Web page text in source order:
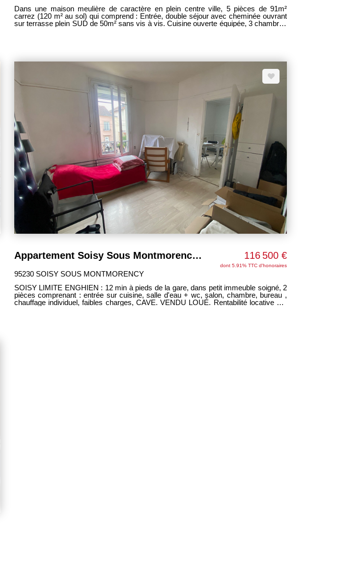
Dans une maison meulière de caractère en plein centre ville, 5 pièces de 91m²
carrez (120 m² au sol) qui comprend : Entrée, double séjour avec cheminée ouvrant
sur terrasse plein SUD de 50m² sans vis à vis. Cuisine ouverte équipée, 3 chambres
Double vitrage. Chauffage gaz. TOUTES COMMODITES SUR PLACE (école,
commerce et accès gare). PAS DE TRAVAUX à prévoir. Excellent compromis entre
appartement et maison, ce bien atypique saura sans doute vous séduire.
Uniquement chez PM IMMOBILIER ----------- HONORAIRES CHARGE
ACQUEREUR -------------- PRIX 397 500 EUROS TTC HONORAIRES D 'AGENCE
soit 2.98% du prix hors honoraires
Appartement Soisy Sous Montmorency 2 pièces 41.48 m2 116 500 €
dont 5.91% TTC d'honoraires
95230 SOISY SOUS MONTMORENCY
SOISY LIMITE ENGHIEN : 12 min à pieds de la gare, dans petit immeuble soigné, 2
pièces comprenant : entrée sur cuisine, salle d'eau + wc, salon, chambre, bureau ,
chauffage individuel, faibles charges, CAVE. VENDU LOUÉ. Rentabilité locative 7%